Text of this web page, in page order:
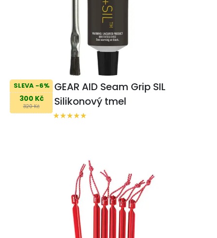
SLEVA -6%
300 Kč
320 Kč
GEAR AID Seam Grip SIL
Silikonový tmel